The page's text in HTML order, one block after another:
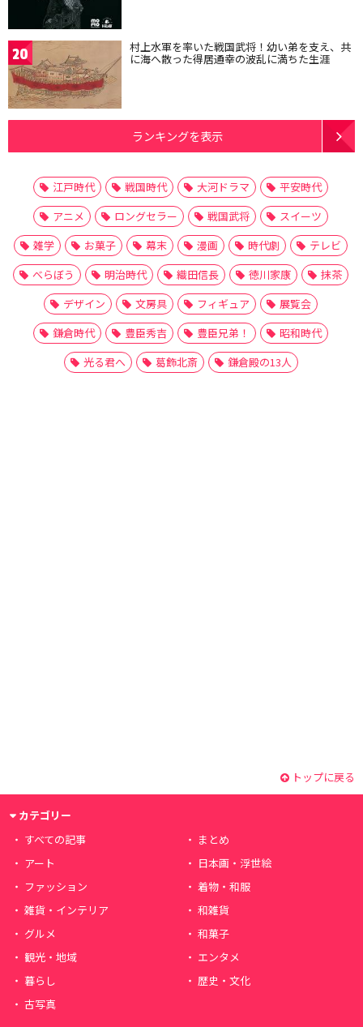
20 村上水軍を率いた戦国武将！幼い弟を支え、共
に海へ散った得居通幸の波乱に満ちた生涯
ランキングを表示
江戸時代 戦国時代 大河ドラマ
平安時代
アニメ
ロングセラー 戦国武将
スイーツ
雑学
お菓子 幕末 漫画 時代劇
テレビ
べらぼう
明治時代 織田信長 徳川家康
抹茶
デザイン
文房具 フィギュア
展覧会
鎌倉時代
豊臣秀吉 豊臣兄弟！
昭和時代
光る君へ
葛飾北斎 鎌倉殿の13人
トップに戻る
カテゴリー
すべての記事
まとめ
アート
日本画・浮世絵
ファッション
着物・和服
雑貨・インテリア
和雑貨
グルメ
和菓子
観光・地域
エンタメ
暮らし
歴史・文化
古写真